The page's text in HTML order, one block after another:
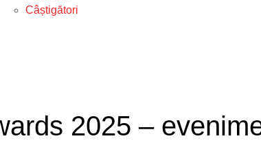
Câștigători
2025 –